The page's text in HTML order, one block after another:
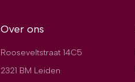
Over ons
Rooseveltstraat 14C5
2321 BM Leiden